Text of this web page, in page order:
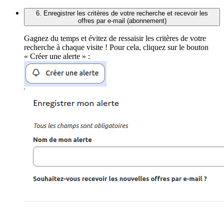
6. Enregistrer les critères de votre recherche et recevoir les
offres par e-mail (abonnement)
Gagnez du temps et évitez de ressaisir les critères de votre
recherche à chaque visite ! Pour cela, cliquez sur le bouton
« Créer une alerte » :